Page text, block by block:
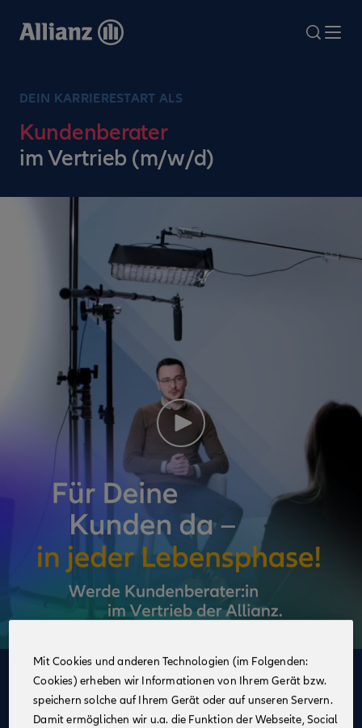
zum
search
DEIN KARRIERESTART ALS
Kundenberater
im Vertrieb (m/w/d)
Deine Vorteile
im Vertrieb der Allianz
Mit Cookies und anderen Technologien (im Folgenden:
Cookies) erheben wir Informationen von Ihrem Gerät bzw.
speichern solche auf Ihrem Gerät oder auf unseren Servern.
Damit ermöglichen wir u.a. die Funktion der Webseite, Social